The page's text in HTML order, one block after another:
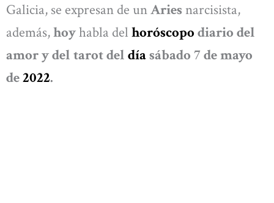
Galicia, se expresan de unAries narcisista,
además,hoyhabla del horóscopo diario del
amor y del tarot del díasábado 7 de mayo
de2022.